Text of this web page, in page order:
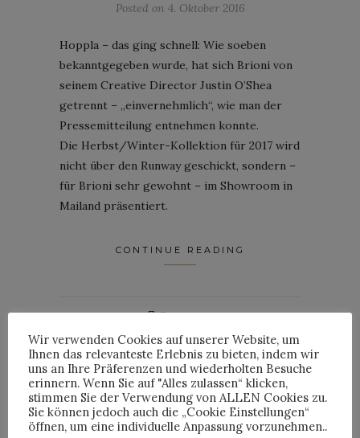
Posted on 4. Oktober 2016
Hoppla – das ging schnell: Wie soeben
bekanntgegeben wurde, hat sich Brioni von
seinem Creative Director Justin O’Shea
getrennt – „einvernehmlich“, wie man der
Pressemitteilung entnehmen konnte.
Die Herbst/Winter-Kollektion für 2017 wird
nicht über den Runway geschickt, sondern –
für Brioni sehr gewohnt – im Showroom in
Mailand präsentiert.
CONTINUE READING
7Comments
By HORST
MÄNNERMODE
Wir verwenden Cookies auf unserer Website, um
Ihnen das relevanteste Erlebnis zu bieten, indem wir
uns an Ihre Präferenzen und wiederholten Besuche
erinnern. Wenn Sie auf "Alles zulassen“ klicken,
stimmen Sie der Verwendung von ALLEN Cookies zu.
Sie können jedoch auch die „Cookie Einstellungen“
öffnen, um eine individuelle Anpassung vorzunehmen..